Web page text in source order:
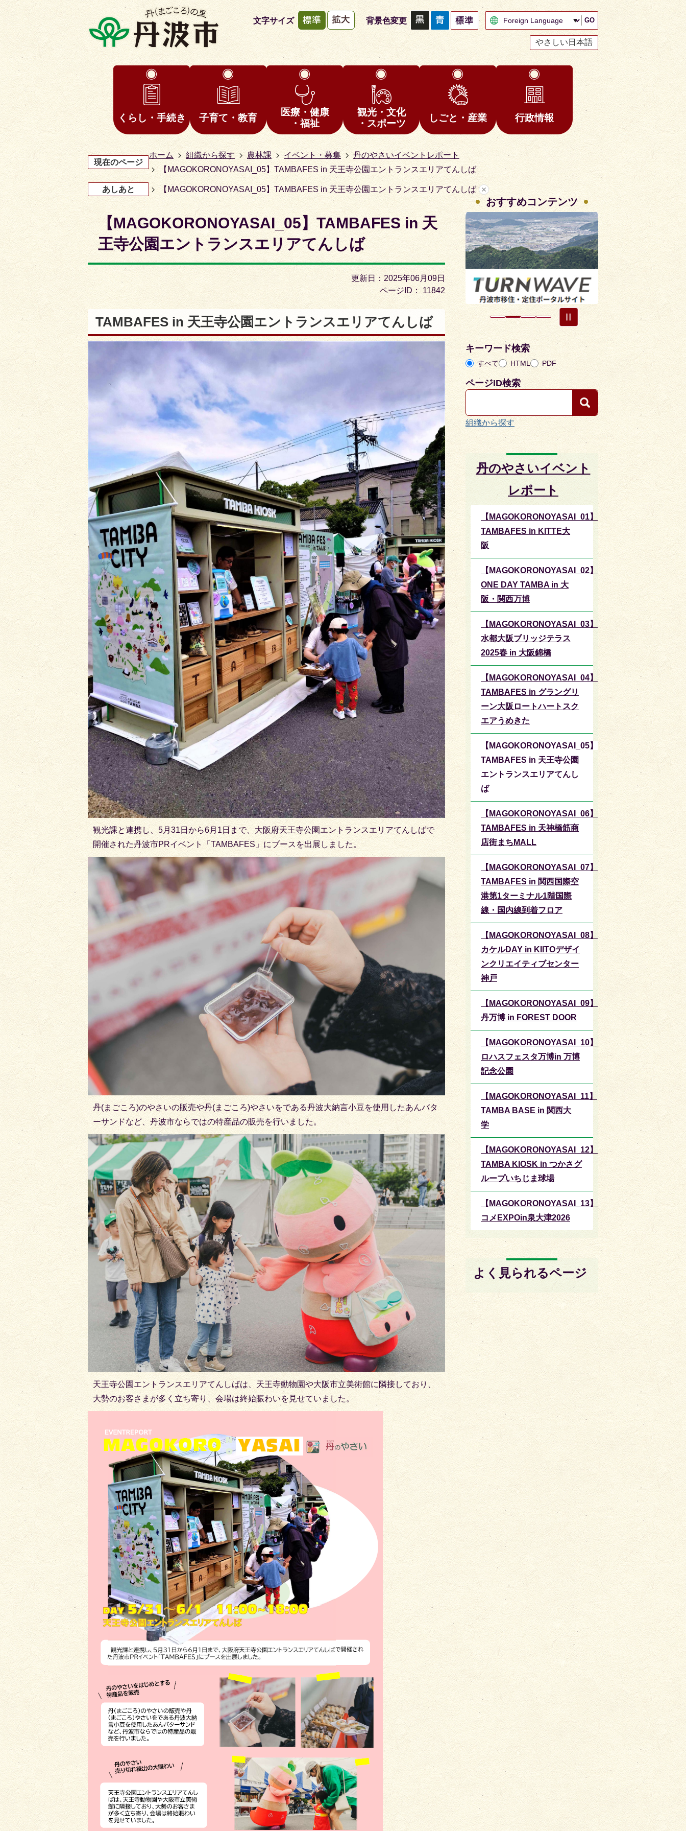
文字サイズ 背景色変更 GO
やさしい日本語
くらし・手続き 子育て・教育
医療・健康
・福祉
観光・文化
・スポーツ
しごと・産業 行政情報
現在のページ
ホーム 組織から探す 農林課 イベント・募集
丹のやさいイベントレポート
【MAGOKORONOYASAI_05】TAMBAFES in 天王寺公園エントランスエリアてんしば
あしあと 【MAGOKORONOYASAI_05】TAMBAFES in 天王寺公園エントランスエリアてんしば
【MAGOKORONOYASAI_05】TAMBAFES in 天
王寺公園エントランスエリアてんしば
更新日：2025年06月09日
ページID：
11842
TAMBAFES in 天王寺公園エントランスエリアてんしば
観光課と連携し、5月31日から6月1日まで、大阪府天王寺公園エントランスエリアてんしばで
開催された丹波市PRイベント「TAMBAFES」にブースを出展しました。
丹(まごころ)のやさいの販売や丹(まごころ)やさいをである丹波大納言小豆を使用したあんバタ
ーサンドなど、丹波市ならではの特産品の販売を行いました。
天王寺公園エントランスエリアてんしばは、天王寺動物園や大阪市立美術館に隣接しており、
大勢のお客さまが多く立ち寄り、会場は終始賑わいを見せていました。
おすすめコンテンツ
枚
ス
4
枚
目
の
ス
ド
1
目
の
ド
2
枚
目
の
イ
3
枚
目
ラ
キーワード検索
すべて HTML PDF
ページID検索
組織から探す
丹のやさいイベント
レポート
【MAGOKORONOYASAI_01】
TAMBAFES in KITTE大
阪
【MAGOKORONOYASAI_02】
ONE DAY TAMBA in 大
阪・関西万博
【MAGOKORONOYASAI_03】
水都大阪ブリッジテラス
2025春 in 大阪錦橋
【MAGOKORONOYASAI_04】
TAMBAFES in グラングリ
ーン大阪ロートハートスク
エアうめきた
【MAGOKORONOYASAI_05】
TAMBAFES in 天王寺公園
エントランスエリアてんし
ば
【MAGOKORONOYASAI_06】
TAMBAFES in 天神橋筋商
店街まちMALL
【MAGOKORONOYASAI_07】
TAMBAFES in 関西国際空
港第1ターミナル1階国際
線・国内線到着フロア
【MAGOKORONOYASAI_08】
カケルDAY in KIITOデザイ
ンクリエイティブセンター
神戸
【MAGOKORONOYASAI_09】
丹万博 in FOREST DOOR
【MAGOKORONOYASAI_10】
ロハスフェスタ万博in 万博
記念公園
【MAGOKORONOYASAI_11】
TAMBA BASE in 関西大
学
【MAGOKORONOYASAI_12】
TAMBA KIOSK in つかさグ
ループいちじま球場
【MAGOKORONOYASAI_13】
コメEXPOin泉大津2026
よく見られるページ